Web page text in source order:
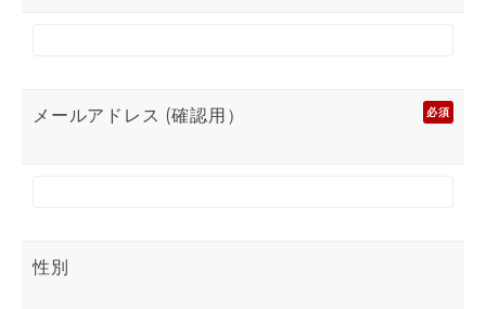
メールアドレス (確認用） 必須
性別